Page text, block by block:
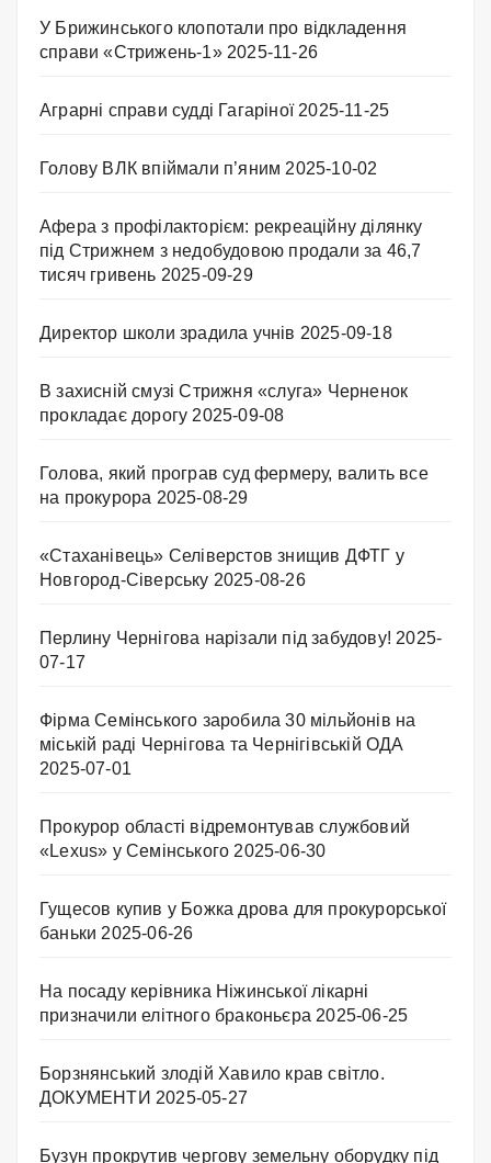
У Брижинського клопотали про відкладення
справи «Стрижень-1» 2025-11-26
Аграрні справи судді Гагаріної 2025-11-25
Голову ВЛК впіймали п’яним 2025-10-02
Афера з профілакторієм: рекреаційну ділянку
під Стрижнем з недобудовою продали за 46,7
тисяч гривень 2025-09-29
Директор школи зрадила учнів 2025-09-18
В захисній смузі Стрижня «слуга» Черненок
прокладає дорогу 2025-09-08
Голова, який програв суд фермеру, валить все
на прокурора 2025-08-29
«Стаханівець» Селіверстов знищив ДФТГ у
Новгород-Сіверську 2025-08-26
Перлину Чернігова нарізали під забудову! 2025-
07-17
Фірма Семінського заробила 30 мільйонів на
міській раді Чернігова та Чернігівській ОДА
2025-07-01
Прокурор області відремонтував службовий
«Lexus» у Семінського 2025-06-30
Гущесов купив у Божка дрова для прокурорської
баньки 2025-06-26
На посаду керівника Ніжинської лікарні
призначили елітного браконьєра 2025-06-25
Борзнянський злодій Хавило крав світло.
ДОКУМЕНТИ 2025-05-27
Бузун прокрутив чергову земельну оборудку під